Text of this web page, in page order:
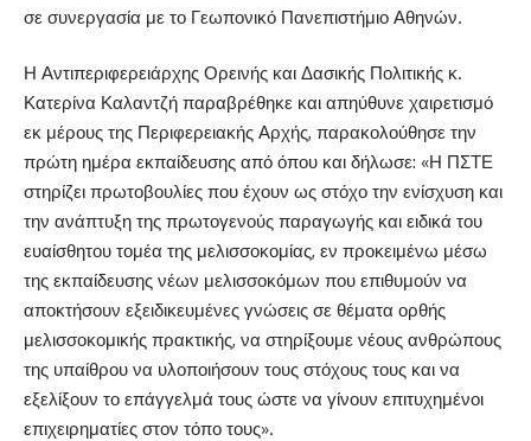
σε συνεργασία με το Γεωπονικό Πανεπιστήμιο Αθηνών.
Η Αντιπεριφερειάρχης Ορεινής και Δασικής Πολιτικής κ.
Κατερίνα Καλαντζή παραβρέθηκε και απηύθυνε χαιρετισμό
εκ μέρους της Περιφερειακής Αρχής, παρακολούθησε την
πρώτη ημέρα εκπαίδευσης από όπου και δήλωσε: «Η ΠΣΤΕ
στηρίζει πρωτοβουλίες που έχουν ως στόχο την ενίσχυση και
την ανάπτυξη της πρωτογενούς παραγωγής και ειδικά του
ευαίσθητου τομέα της μελισσοκομίας, εν προκειμένω μέσω
της εκπαίδευσης νέων μελισσοκόμων που επιθυμούν να
αποκτήσουν εξειδικευμένες γνώσεις σε θέματα ορθής
μελισσοκομικής πρακτικής, να στηρίξουμε νέους ανθρώπους
της υπαίθρου να υλοποιήσουν τους στόχους τους και να
εξελίξουν το επάγγελμά τους ώστε να γίνουν επιτυχημένοι
επιχειρηματίες στον τόπο τους».